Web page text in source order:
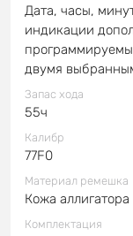
Дата, часы,
индикации
двумя
Запас хода
55ч
Калибр
77F0
Материал ремешка
Кожа
Комплектация